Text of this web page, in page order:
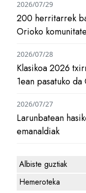
200 herritarrek
Orioko
2026/07/29
Klasikoa 2026
1ean pasatuko
2026/07/28
Larunbatean
emanaldiak
2026/07/27
Albiste guztiak
Hemeroteka